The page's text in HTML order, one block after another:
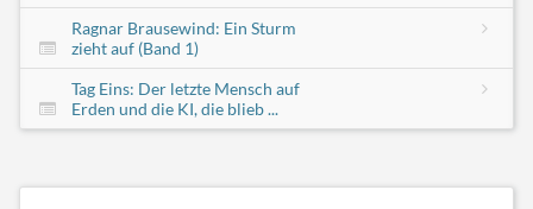
Ragnar Brausewind: Ein Sturm
zieht auf (Band 1)
Tag Eins: Der letzte Mensch auf
Erden und die KI, die blieb ...